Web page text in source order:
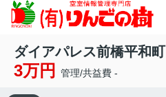
ダイアパレス前橋平和町
3万円 管理/共益費 -